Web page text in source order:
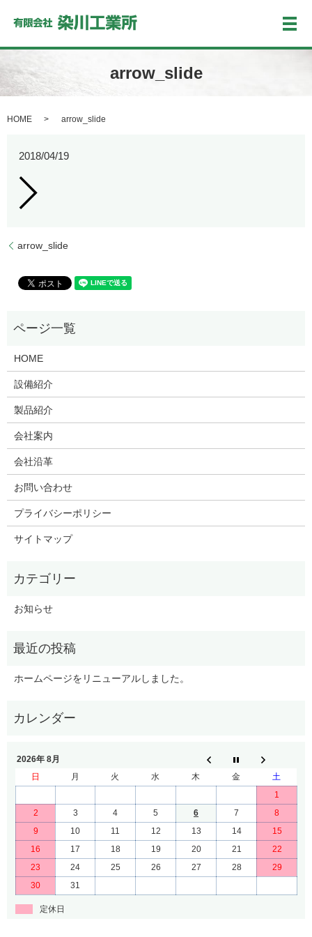
メ
arrow_slide
HOME arrow_slide
2018/04/19
arrow_slide
HOME
設備紹介
製品紹介
会社案内
会社沿革
お問い合わせ
プライバシーポリシー
サイトマップ
お知らせ
ホームページをリニューアルしました。
2026年 8月
日
月 火 水 木 金
土
1
2
3 4 5 6 7
8
9
10 11 12 13 14
15
16
17 18 19 20 21
22
23
24 25 26 27 28
29
30
31
定休日